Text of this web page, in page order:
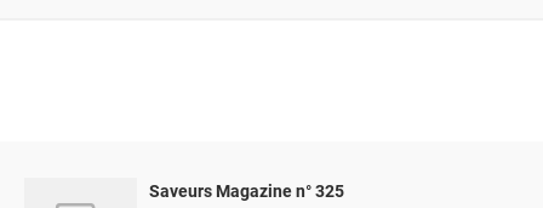
Saveurs Magazine n° 325